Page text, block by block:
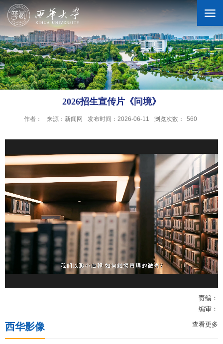
学校概况
科学研究
合作交流
公共服务
2026招生宣传片《问境》
作者： 来源：新闻网 发布时间：2026-06-11 浏览次数： 560
责编：
编审：
西华影像 查看更多